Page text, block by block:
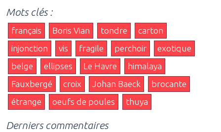
Mots clés :
français Boris Vian tondre
carton
injonction
vis fragile perchoir
exotique
belge
ellipses Le Havre
himalaya
Fauxbergé
croix Johan Baeck
brocante
étrange
oeufs de poules thuya
Derniers commentaires